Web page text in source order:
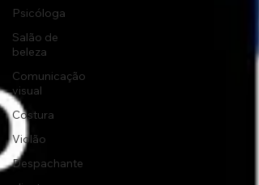
Psicóloga
Salão de
beleza
Comunicação
visual
Costura
Violão
Despachante